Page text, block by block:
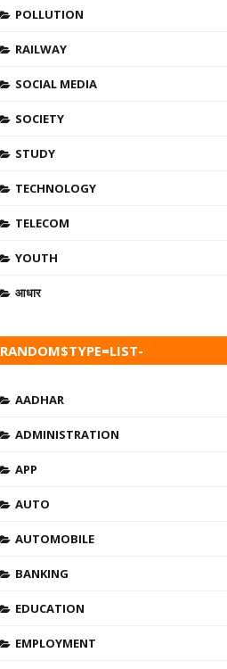
POLLUTION
RAILWAY
SOCIAL MEDIA
SOCIETY
STUDY
TECHNOLOGY
TELECOM
YOUTH
आधार
RANDOM$TYPE=LIST-
AADHAR
ADMINISTRATION
APP
AUTO
AUTOMOBILE
BANKING
EDUCATION
EMPLOYMENT